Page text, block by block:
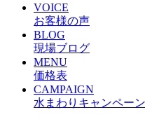
VOICE
お客様の声
BLOG
現場ブログ
MENU
価格表
CAMPAIGN
水まわりキャンペーン